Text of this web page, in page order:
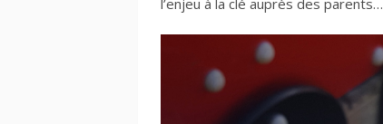
l’enjeu à la clé auprès des parents…